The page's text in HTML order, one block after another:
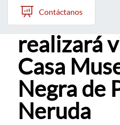
Quiénes somos
Nuestros Programas
Investigación
Recursos
Contáctanos
Programa
realizará
Casa
Negra de
Neruda